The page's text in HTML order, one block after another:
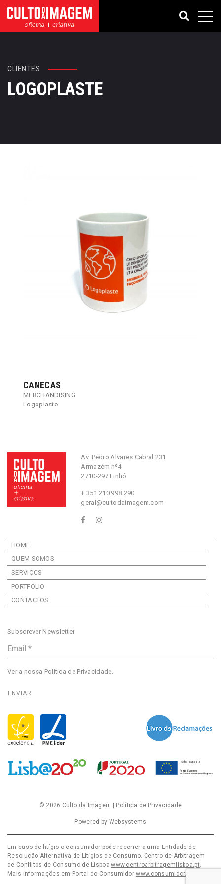
CLIENTES
LOGOPLASTE
CANECAS
MERCHANDISING
Logoplaste
Av. Pedro Alvares Cabral 231
Armazém nº4
2710-297 Linhó
+ 351 210 998 290
geral@cultodaimagem.com
HOME
QUEM SOMOS
SERVIÇOS
PORTFÓLIO
CONTACTOS
Subscrever Newsletter
Ver a nossa Política de Privacidade
© 2026 Culto da Imagem Política de Privacidade
Powered by Websystems
Em caso de litígio o consumidor pode recorrer a uma Entidade de
Resolução Alternativa de Litígios de Consumo. Centro de Arbitragem
de Conflitos de Consumo de Lisboawww.centroarbitragemlisboa.pt.
Mais informações em Portal do Consumidorwww.consumidor.pt